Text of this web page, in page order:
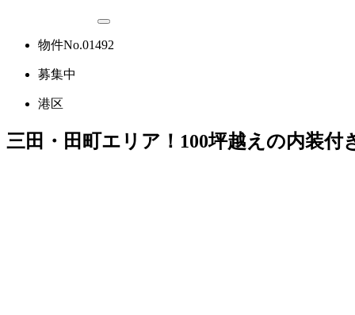
物件No.01492
募集中
港区
三田・田町エリア！100坪越えの内装付